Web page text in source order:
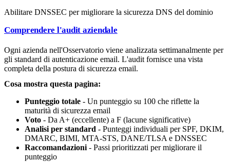
Abilitare DNSSEC per migliorare la sicurezza DNS del dominio
Comprendere l'audit aziendale
Ogni azienda nell'Osservatorio viene analizzata settimanalmente per
gli standard di autenticazione email. L'audit fornisce una vista
completa della postura di sicurezza email.
Cosa mostra questa pagina:
Punteggio totale - Un punteggio su 100 che riflette la
maturità di sicurezza email
Voto - Da A+ (eccellente) a F (lacune significative)
Analisi per standard - Punteggi individuali per SPF, DKIM,
DMARC, BIMI, MTA-STS, DANE/TLSA e DNSSEC
Raccomandazioni - Passi prioritizzati per migliorare il
punteggio